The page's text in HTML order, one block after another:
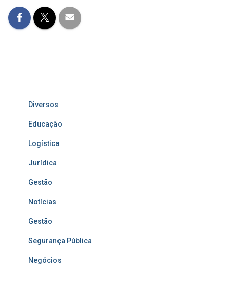
Diversos
Educação
Logística
Jurídica
Gestão
Notícias
Gestão
Segurança Pública
Negócios